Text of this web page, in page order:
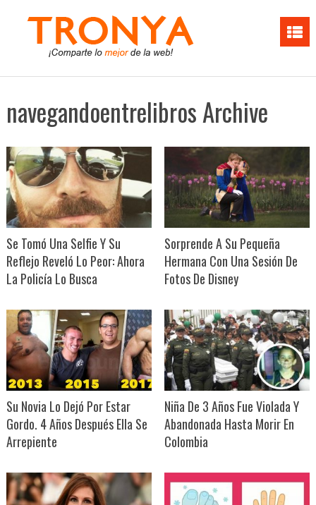
navegandoentrelibros Archive
Se Tomó Una Selfie Y Su
Reflejo Reveló Lo Peor: Ahora
La Policía Lo Busca
Sorprende A Su Pequeña
Hermana Con Una Sesión De
Fotos De Disney
Su Novia Lo Dejó Por Estar
Gordo. 4 Años Después Ella Se
Arrepiente
Niña De 3 Años Fue Violada Y
Abandonada Hasta Morir En
Colombia